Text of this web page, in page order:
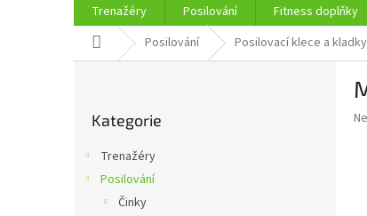
Trenažéry Posilování Fitness doplňky
Domů Posilování Posilovací klece a kladky
kategorie
Kategorie
Trenažéry
Posilování
Činky